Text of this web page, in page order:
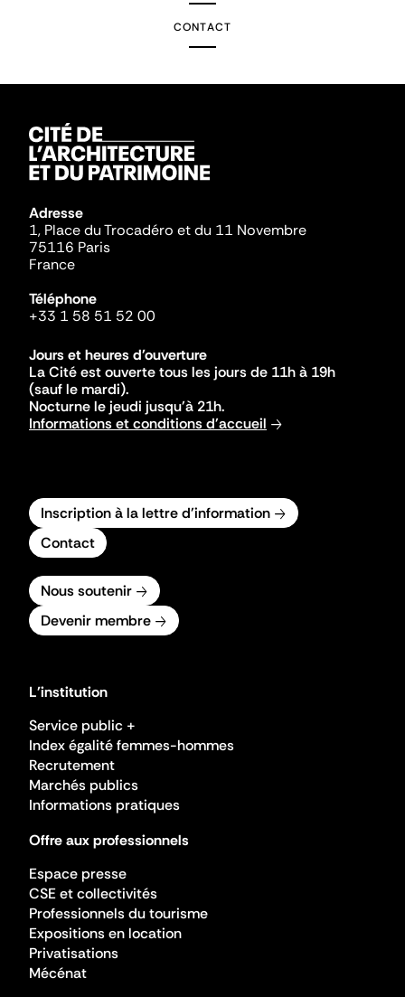
CONTACT
Adresse
1, Place du Trocadéro et du 11 Novembre
75116 Paris
France
Téléphone
+33 1 58 51 52 00
Jours et heures d'ouverture
La Cité est ouverte tous les jours de 11h à 19h
(sauf le mardi).
Nocturne le jeudi jusqu'à 21h.
Informations et conditions d'accueil
Inscription à la lettre d'information
Contact
Nous soutenir
Devenir membre
L'institution
Service public +
Index égalité femmes-hommes
Recrutement
Marchés publics
Informations pratiques
Offre aux professionnels
Espace presse
CSE et collectivités
Professionnels du tourisme
Expositions en location
Privatisations
Mécénat